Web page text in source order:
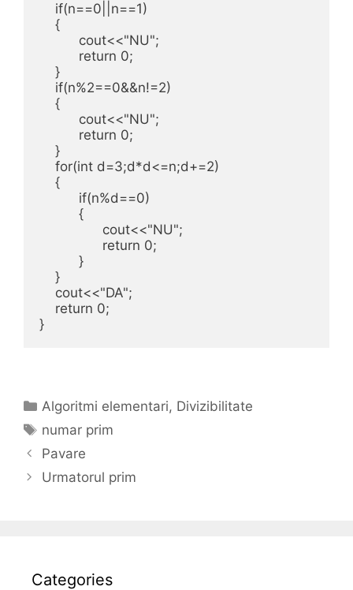
}
Categories
Algoritmi elementari, Divizibilitate
Tags
numar prim
Pavare
Urmatorul prim
Categories